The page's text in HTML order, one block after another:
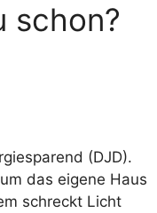
schon?
(DJD).
das eigene Haus
schreckt Licht